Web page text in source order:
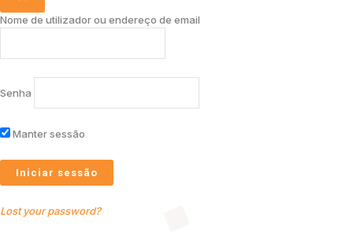
Nome de utilizador ou endereço de email
Senha
Manter sessão
Lost your password?